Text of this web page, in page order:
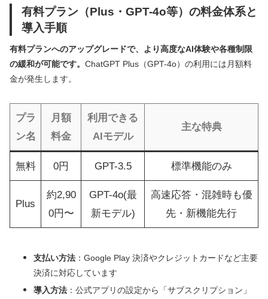
有料プラン（Plus・GPT-4o等）の料金体系と
導入手順
有料プランへのアップグレードで、より高度なAI体験や各種制限
の緩和が可能です。 ChatGPT Plus（GPT-4o）の利用には月額料
金が発生します。
プラ
ン名
月額
料金
利用できる
AIモデル
主な特典
無料 0円 GPT-3.5 標準機能のみ
Plus
約2,90
0円〜
GPT-4o(最
新モデル)
高速応答・混雑時も優
先・新機能先行
支払い方法 ：Google Play 決済やクレジットカードなど主要
決済に対応しています
導入方法 ：公式アプリの設定から「サブスクリプション」